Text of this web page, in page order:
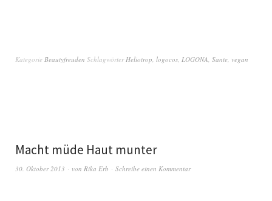
Kategorie Beautyfreuden Schlagwörter Heliotrop logocos LOGONA Sante vegan
Macht müde Haut munter
30. Oktober 2013 von Rika Erb Schreibe einen Kommentar